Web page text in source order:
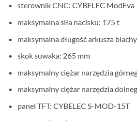
sterownik CNC: CYBELEC ModEva
maksymalna siła nacisku: 175 t
maksymalna długość arkusza
skok suwaka: 265 mm
maksymalny ciężar narzędzia
maksymalny ciężar narzędzia
panel TFT: CYBELEC S-MOD-15T